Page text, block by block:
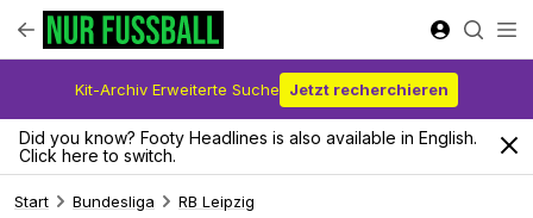
Kit-Archiv Erweiterte Suche Jetzt recherchieren
Did you know? Footy Headlines is also available in English.
Click here to switch.
Start Bundesliga RB Leipzig